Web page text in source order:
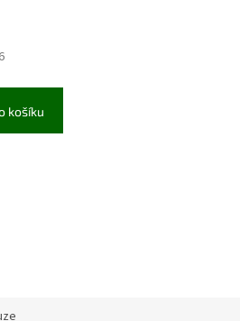
košíku